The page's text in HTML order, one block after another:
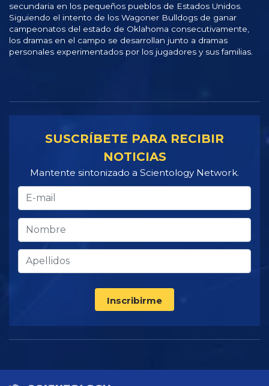
secundaria en los pequeños pueblos de Estados Unidos.
Siguiendo el intento de los Wagoner Bulldogs de ganar
campeonatos del estado de Oklahoma consecutivamente,
los dramas en el campo se desarrollan junto a dramas
personales experimentados por los jugadores y sus familias.
SUSCRÍBETE PARA RECIBIR
NOTICIAS
Mantente sintonizado a Scientology Network.
Inscribirme